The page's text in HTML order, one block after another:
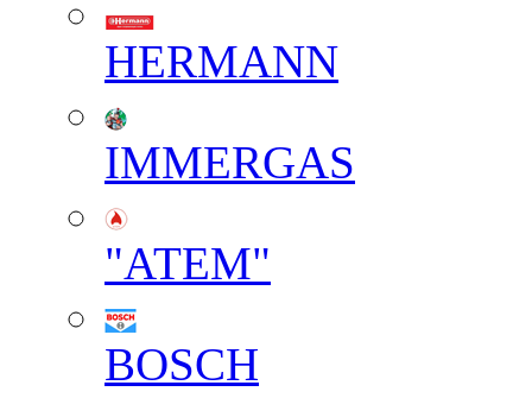
HERMANN
IMMERGAS
"АТЕМ"
BOSCH